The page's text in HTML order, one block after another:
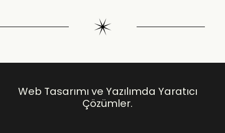
Web Tasarımı ve Yazılımda Yaratıcı
Çözümler.